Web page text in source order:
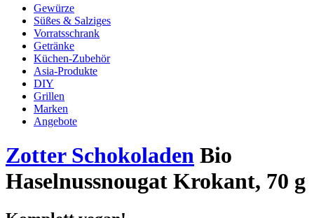
Gewürze
Süßes & Salziges
Vorratsschrank
Getränke
Küchen-Zubehör
Asia-Produkte
DIY
Grillen
Marken
Angebote
Zotter Schokoladen Bio
Haselnussnougat Krokant, 70 g